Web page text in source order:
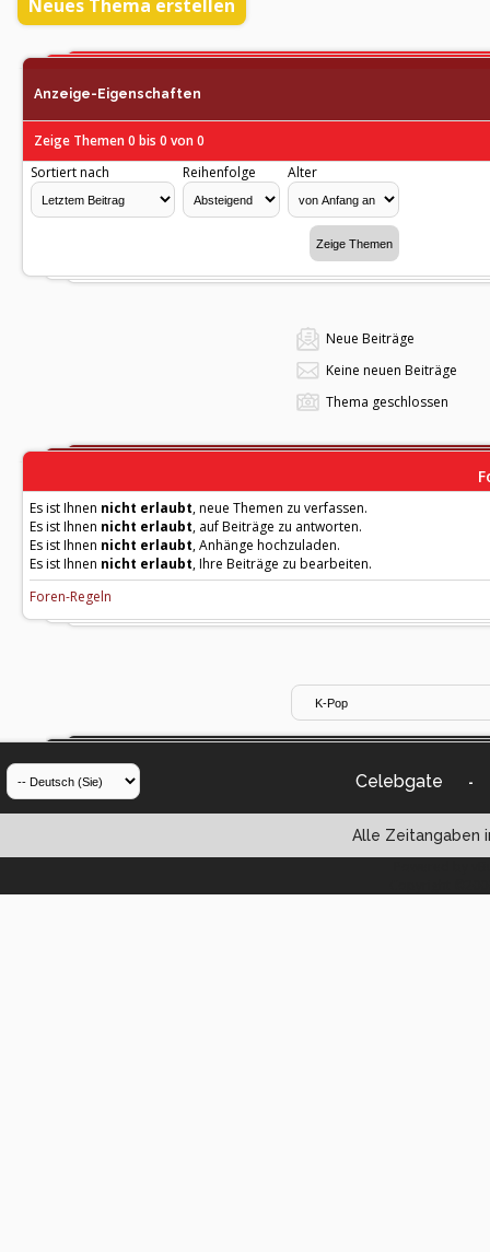
Neues Thema erstellen
Anzeige-Eigenschaften
Zeige Themen 0 bis 0 von 0
Sortiert nach
Reihenfolge Alter
Neue Beiträge
Keine neuen Beiträge
Thema geschlossen
Es ist Ihnen nicht erlaubt, neue Themen zu verfassen.
Es ist Ihnen nicht erlaubt, auf Beiträge zu antworten.
Es ist Ihnen nicht erlaubt, Anhänge hochzuladen.
Es ist Ihnen nicht erlaubt, Ihre Beiträge zu bearbeiten.
Foren-Regeln
Celebgate -
Alle Zeitangaben